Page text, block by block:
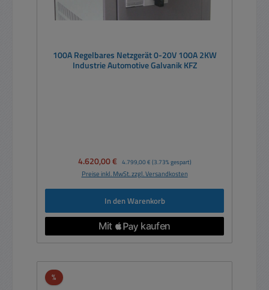
100A Regelbares Netzgerät 0-20V 100A 2KW
Industrie Automotive Galvanik KFZ
Verkaufspreis:
4.620,00 € Regulärer Preis:
4.799,00 € (3.73% gespart)
Preise inkl. MwSt. zzgl. Versandkosten
In den Warenkorb
%Rabatt